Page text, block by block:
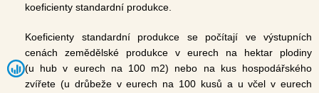
koeficienty standardní produkce.
Koeficienty standardní produkce se počítají ve výstupních
cenách zemědělské produkce v eurech na hektar plodiny
(u hub v eurech na 100 m2) nebo na kus hospodářského
zvířete (u drůbeže v eurech na 100 kusů a u včel v eurech